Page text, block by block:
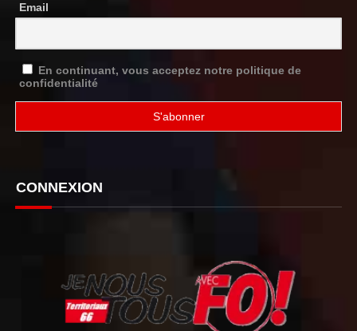
Email
En continuant, vous acceptez notre politique de
confidentialité
CONNEXION